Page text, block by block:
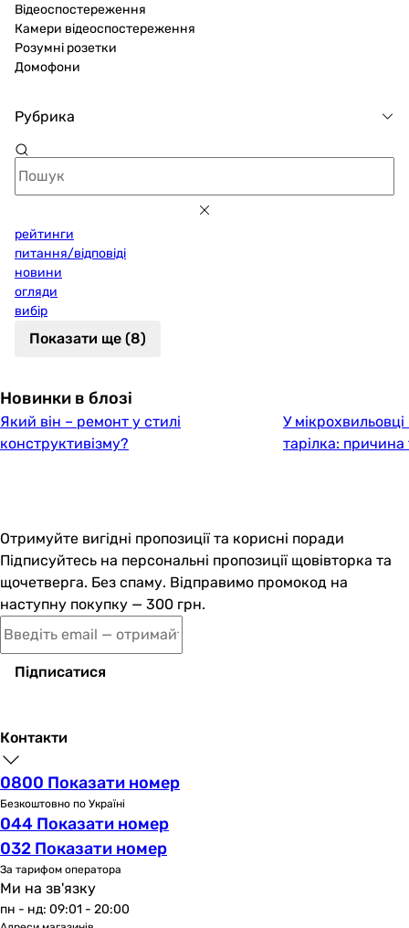
Відеоспостереження
Камери відеоспостереження
Розумні розетки
Домофони
Рубрика
рейтинги
питання/відповіді
новини
огляди
вибір
Показати ще (8)
Новинки в блозі
Який він – ремонт у стилі
конструктивізму?
У
тарілка:
Отримуйте вигідні пропозиції та корисні поради
Підписуйтесь на персональні пропозиції щовівторка та
щочетверга. Без спаму. Відправимо промокод на
наступну покупку — 300 грн.
Підписатися
Контакти
0800 Показати номер
Безкоштовно по Україні
044 Показати номер
032 Показати номер
За тарифом оператора
Ми на зв'язку
пн - нд: 09:01 - 20:00